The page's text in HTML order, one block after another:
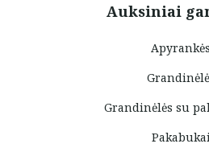
Auksiniai
Apyrankės
Grandinėlės su